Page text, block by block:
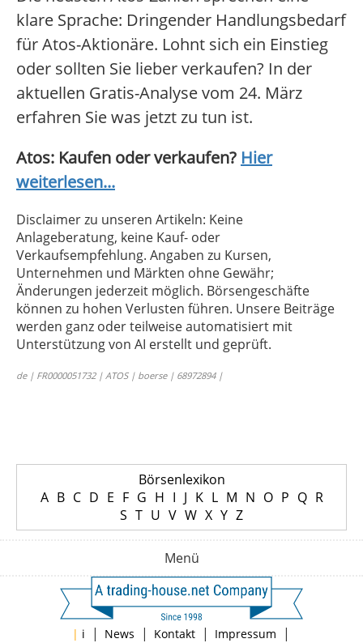
klare Sprache: Dringender Handlungsbedarf
für Atos-Aktionäre. Lohnt sich ein Einstieg
oder sollten Sie lieber verkaufen? In der
aktuellen Gratis-Analyse vom 24. März
erfahren Sie was jetzt zu tun ist.
Atos: Kaufen oder verkaufen? Hier
weiterlesen...
Disclaimer zu unseren Artikeln: Keine
Anlageberatung, keine Kauf- oder
Verkaufsempfehlung. Angaben zu Kursen,
Unternehmen und Märkten ohne Gewähr;
Änderungen jederzeit möglich. Börsengeschäfte
können zu hohen Verlusten führen. Unsere Beiträge
werden ganz oder teilweise automatisiert mit
Unterstützung von AI erstellt und geprüft.
de | FR0000051732 | ATOS | boerse | 68972894 |
Börsenlexikon
A B C D E F G H I J K L M N O P Q R
S T U V W X Y Z
Menü
| i | News | Kontakt | Impressum |